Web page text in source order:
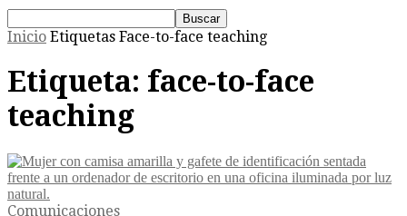
Inicio Etiquetas Face-to-face teaching
Etiqueta: face-to-face
teaching
Comunicaciones